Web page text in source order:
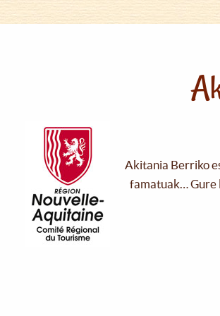
Akitania Berriko
famatuak… Gure